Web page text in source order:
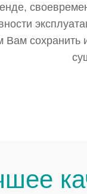
Вам сохранить